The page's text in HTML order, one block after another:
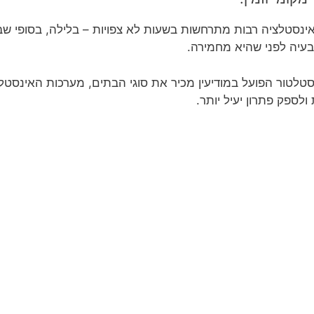
רבות מתרחשות בשעות לא צפויות – בלילה, בסופי
לפני שהיא מחמירה.
הפועל במודיעין מכיר את סוגי הבתים, מערכות
פתרון יעיל יותר.